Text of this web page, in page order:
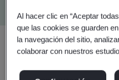
Al hacer clic en “Aceptar
que las cookies se guarden
la navegación del sitio,
colaborar con nuestros